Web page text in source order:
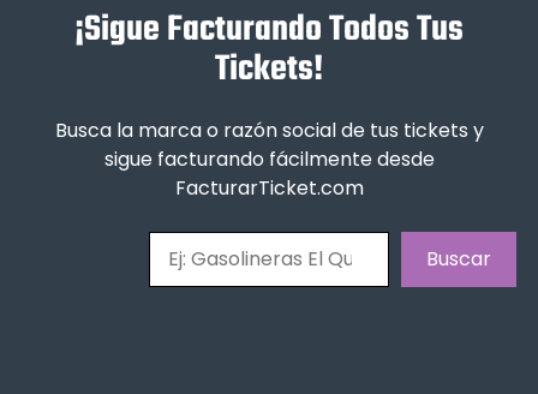
¡Sigue Facturando Todos Tus
Tickets!
Busca la marca o razón social de tus tickets y
sigue facturando fácilmente desde
FacturarTicket.com
Buscar
Buscar